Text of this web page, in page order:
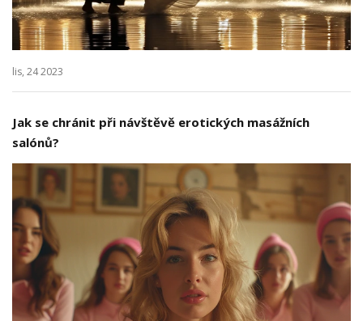
lis, 24 2023
Jak se chránit při návštěvě erotických masážních
salónů?